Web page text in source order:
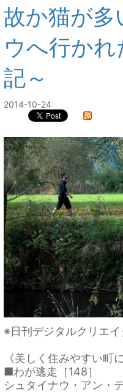
故か猫が多
ウへ行か
記～
2014-10-24
※日刊デジタルクリエ
《美しく住みやすい町
■わが逃走［148］
シュタイナウ・アン・